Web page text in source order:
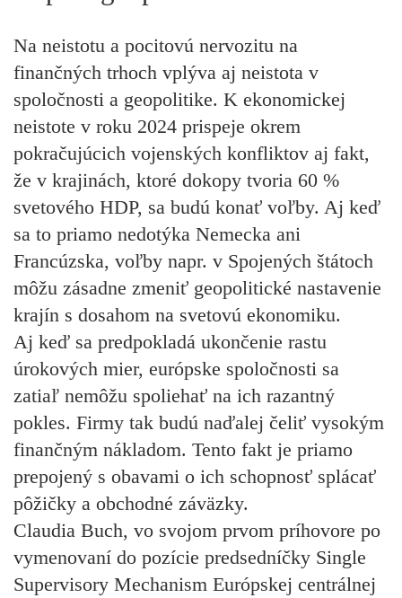
Na neistotu a pocitovú nervozitu na
finančných trhoch vplýva aj neistota v
spoločnosti a geopolitike. K ekonomickej
neistote v roku 2024 prispeje okrem
pokračujúcich vojenských konfliktov aj fakt,
že v krajinách, ktoré dokopy tvoria 60 %
svetového HDP, sa budú konať voľby. Aj keď
sa to priamo nedotýka Nemecka ani
Francúzska, voľby napr. v Spojených štátoch
môžu zásadne zmeniť geopolitické nastavenie
krajín s dosahom na svetovú ekonomiku.
Aj keď sa predpokladá ukončenie rastu
úrokových mier, európske spoločnosti sa
zatiaľ nemôžu spoliehať na ich razantný
pokles. Firmy tak budú naďalej čeliť vysokým
finančným nákladom. Tento fakt je priamo
prepojený s obavami o ich schopnosť splácať
pôžičky a obchodné záväzky.
Claudia Buch, vo svojom prvom príhovore po
vymenovaní do pozície predsedníčky Single
Supervisory Mechanism Európskej centrálnej